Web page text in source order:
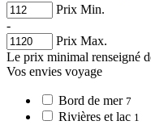
Prix Min.
-
Prix Max.
Le prix minimal renseigné
Vos envies voyage
Bord de mer 7
Rivières et lac 1